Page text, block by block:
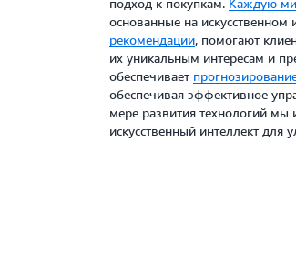
подход к покупкам. Каждую
основанные на искусственном
рекомендации, помогают
их уникальным интересам и
обеспечивает
обеспечивая эффективное
мере развития технологий
искусственный интеллект для